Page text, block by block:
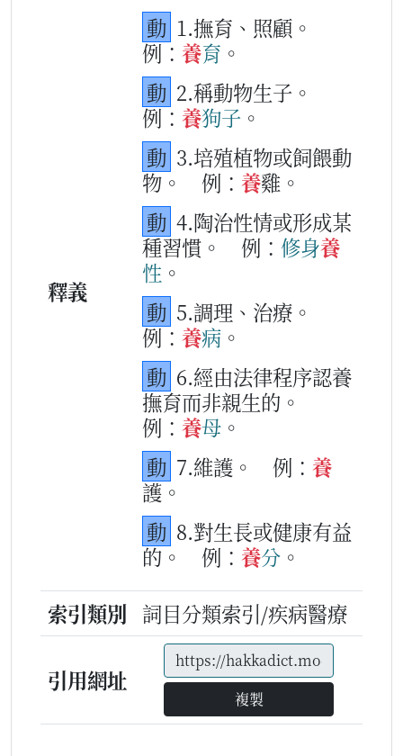
釋義
動 1.撫育、照顧。
例： 養育 。
動 2.稱動物生子。
例： 養狗子 。
動 3.培殖植物或飼餵動
物。
例： 養雞。
動 4.陶治性情或形成某
種習慣。
例： 修身養
性 。
動 5.調理、治療。
例： 養病 。
動 6.經由法律程序認養
撫育而非親生的。
例： 養母 。
動 7.維護。 例： 養
護。
動 8.對生長或健康有益
的。
例： 養分 。
索引類別 詞目分類索引/疾病醫療
引用網址
複製